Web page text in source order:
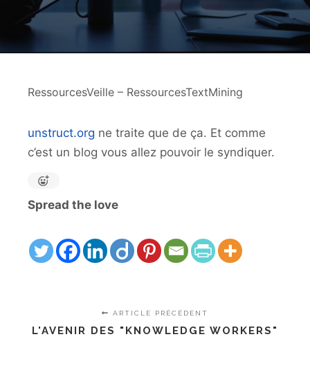
RessourcesVeille – RessourcesTextMining
unstruct.org ne traite que de ça. Et comme
c’est un blog vous allez pouvoir le syndiquer.
Spread the love
ARTICLE PRÉCÉDENT
L'AVENIR DES "KNOWLEDGE WORKERS"